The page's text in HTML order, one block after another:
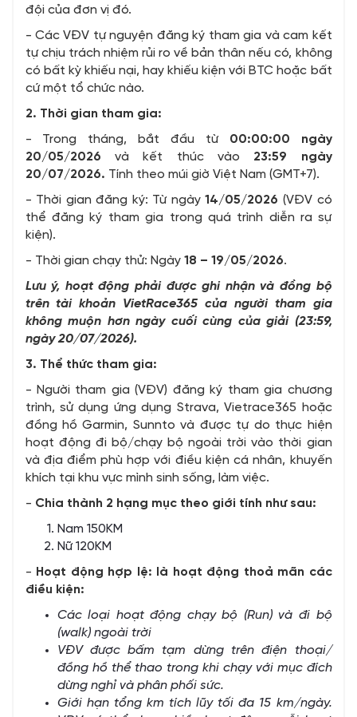
đội của đơn vị đó.
- Các VĐV tự nguyện đăng ký tham gia và cam kết
tự chịu trách nhiệm rủi ro về bản thân nếu có, không
có bất kỳ khiếu nại, hay khiếu kiện với BTC hoặc bất
cứ một tổ chức nào.
2. Thời gian tham gia:
- Trong tháng, bắt đầu từ00:00:00 ngày
20/05/2026 và kết thúc vào 23:59 ngày
20/07/2026. Tính theo múi giờ Việt Nam (GMT+7).
- Thời gian đăng ký: Từ ngày14/05/2026 (VĐV có
thể đăng ký tham gia trong quá trình diễn ra sự
kiện).
- Thời gian chạy thử: Ngày18 – 19/05/2026.
Lưu ý, hoạt động phải được ghi nhận và đồng bộ
trên tài khoản VietRace365 của người tham gia
không muộn hơn ngày cuối cùng của giải (23:59,
ngày 20/07/2026).
3. Thể thức tham gia:
- Người tham gia (VĐV) đăng ký tham gia chương
trình, sử dụng ứng dụng Strava, Vietrace365 hoặc
đồng hồ Garmin, Sunnto và được tự do thực hiện
hoạt động đi bộ/chạy bộ ngoài trời vào thời gian
và địa điểm phù hợp với điều kiện cá nhân, khuyến
khích tại khu vực mình sinh sống, làm việc.
- Chia thành 2 hạng mục theo giới tính như sau:
Nam 150KM
Nữ 120KM
- Hoạt động hợp lệ: là hoạt động thoả mãn các
điều kiện:
Các loại hoạt động chạy bộ (Run) và đi bộ
(walk) ngoài trời
VĐV được bấm tạm dừng trên điện thoại/
đồng hồ thể thao trong khi chạy với mục đích
dừng nghỉ và phân phối sức.
Giới hạn tổng km tích lũy tối đa 15 km/ngày.